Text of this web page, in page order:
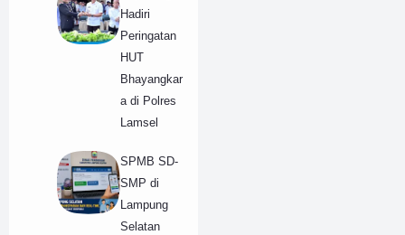
Hadiri
Peringatan
HUT
Bhayangkar
a di Polres
Lamsel
SPMB SD-
SMP di
Lampung
Selatan